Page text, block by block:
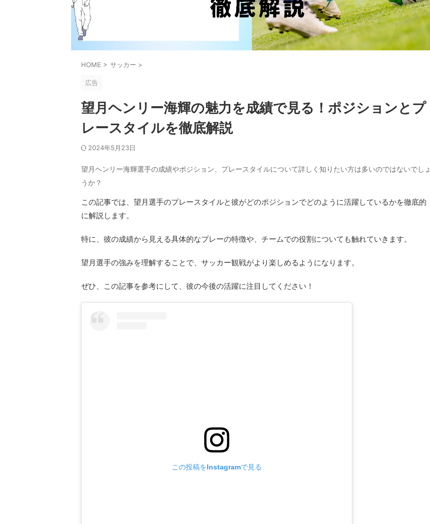
HOME > サッカー >
広告
望月ヘンリー海輝の魅力を成績で見る！ポジションとプ
レースタイルを徹底解説
2024年5月23日
望月ヘンリー海輝選手の成績やポジション、プレースタイルについて詳しく知りたい方は多いのではないでしょ
うか？
この記事では、望月選手のプレースタイルと彼がどのポジションでどのように活躍しているかを徹底的
に解説します。
特に、彼の成績から見える具体的なプレーの特徴や、チームでの役割についても触れていきます。
望月選手の強みを理解することで、サッカー観戦がより楽しめるようになります。
ぜひ、この記事を参考にして、彼の今後の活躍に注目してください！
この投稿をInstagramで見る